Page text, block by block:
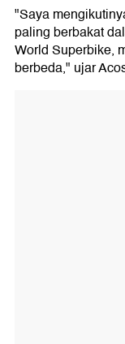
"Saya
paling berbakat
World Superbike,
berbeda," ujar